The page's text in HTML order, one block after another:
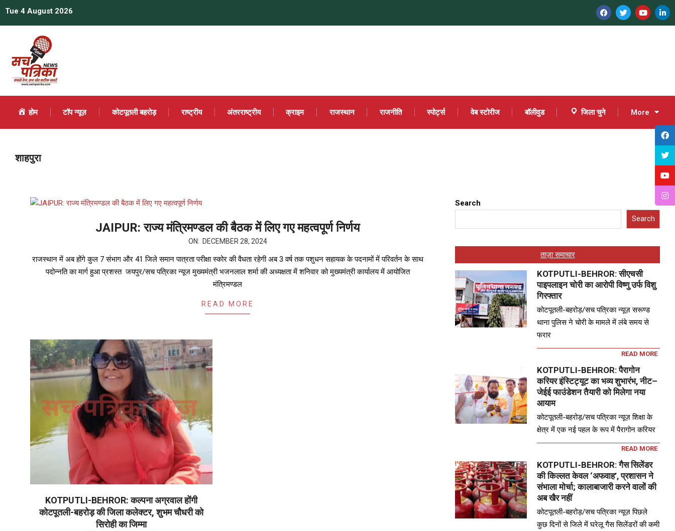
Tue 4 August 2026
होम टॉप न्यूज़ कोटपूतली बहरोड़ राष्ट्रीय अंतरराष्ट्रीय क्राइम राजस्थान राजनीति स्पोर्ट्स वेब स्टोरीज बॉलीवुड जिला चुने More
शाहपुरा
JAIPUR: राज्य मंत्रिमण्डल की बैठक में लिए गए महत्वपूर्ण निर्णय
ON: DECEMBER 28, 2024
राजस्थान में अब होंगे कुल 7 संभाग और 41 जिले समान पात्रता परीक्षा स्कोर की वैधता रहेगी अब 3 वर्ष तक पशुधन सहायक के पदनामों में परिवर्तन के साथ
पदोन्नति का मार्ग हुआ प्रशस्त जयपुर/सच पत्रिका न्यूज मुख्यमंत्री भजनलाल शर्मा की अध्यक्षता में शनिवार को मुख्यमंत्री कार्यालय में आयोजित
मंत्रिमण्डल
READ MORE
KOTPUTLI-BEHROR: कल्पना अग्रवाल होंगी
कोटपूतली-बहरोड़ की जिला कलेक्टर, शुभम चौधरी को
सिरोही का जिम्मा
Search
Search
ताज़ा समाचार
KOTPUTLI-BEHROR: सीएचसी
पाइपलाइन चोरी का आरोपी विष्णु उर्फ विशु
गिरफ्तार
कोटपूतली-बहरोड़/सच पत्रिका न्यूज़ सरूण्ड
थाना पुलिस ने चोरी के मामले में लंबे समय से
फरार
READ MORE
KOTPUTLI-BEHROR: पैरागोन
करियर इंस्टिट्यूट का भव्य शुभारंभ, नीट–
जेईई फाउंडेशन तैयारी को मिलेगा नया
आयाम
कोटपूतली-बहरोड़/सच पत्रिका न्यूज़ शिक्षा के
क्षेत्र में एक नई पहल के रूप में पैरागोन करियर
READ MORE
KOTPUTLI-BEHROR: गैस सिलेंडर
की किल्लत केवल ‘अफवाह’, प्रशासन ने
संभाला मोर्चा; कालाबाजारी करने वालों की
अब खैर नहीं
कोटपूतली-बहरोड़/सच पत्रिका न्यूज़ पिछले
कुछ दिनों से जिले में घरेलू गैस सिलेंडरों की कमी